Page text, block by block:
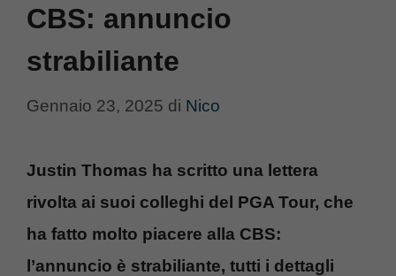
CBS: annuncio
strabiliante
Gennaio 23, 2025 di Nico
Justin Thomas ha scritto una lettera
rivolta ai suoi colleghi del PGA Tour, che
ha fatto molto piacere alla CBS:
l’annuncio è strabiliante, tutti i dettagli